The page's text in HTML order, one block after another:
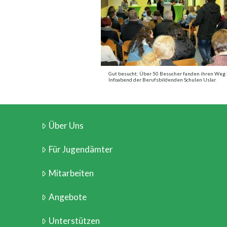
Gut besucht: Über 50 Besucher fanden ihren Weg
Infoabend der Berufsbildenden Schulen Uslar.
Über Uns
Für Jugendämter
Mitarbeiten
Angebote
Unterstützen